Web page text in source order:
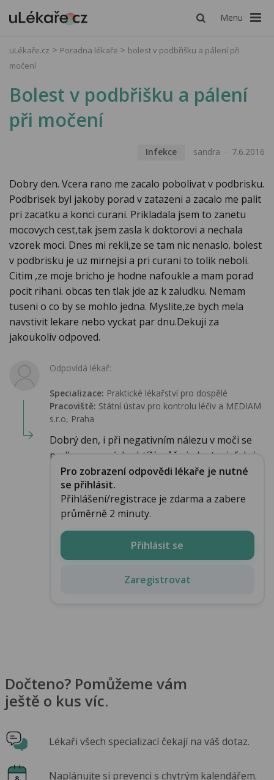
Menu
uLékaře.cz Poradna lékaře
bolest v podbřišku a pálení při
močení
Bolest v podbřišku a pálení
při močení
Infekce sandra 7.6.2016
Dobry den. Vcera rano me zacalo pobolivat v podbrisku.
Podbrisek byl jakoby porad v zatazeni a zacalo me palit
pri zacatku a konci curani. Prikladala jsem to zanetu
mocovych cest,tak jsem zasla k doktorovi a nechala
vzorek moci. Dnes mi rekli,ze se tam nic nenaslo. bolest
v podbrisku je uz mirnejsi a pri curani to tolik neboli.
Citim ,ze moje bricho je hodne nafoukle a mam porad
pocit rihani. obcas ten tlak jde az k zaludku. Nemam
tuseni o co by se mohlo jedna. Myslite,ze bych mela
navstivit lekare nebo vyckat par dnu.Dekuji za
jakoukoliv odpoved.
Odpovídá lékař:
Specializace: Praktické lékařství pro dospělé
Pracoviště: Státní ústav pro kontrolu léčiv a MEDIAM
s.r.o, Praha
Dobrý den, i při negativním nálezu v moči se
podle popsaných obtíží může jednat o infekci...
Pro zobrazení odpovědi lékaře je nutné
se přihlásit.
Přihlášení/registrace je zdarma a zabere
průměrně 2 minuty.
Přihlásit se
Zaregistrovat
Dočteno? Pomůžeme vám
ještě o kus víc.
Lékaři všech specializací čekají na váš dotaz.
Naplánujte si prevenci s chytrým kalendářem.